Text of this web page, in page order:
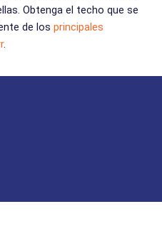
Obtenga el techo que se
de los principales
.